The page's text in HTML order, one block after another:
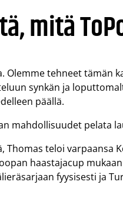
mitä
tehneet tämän
synkän ja
päällä.
mahdollisuudet pelata
teloi varpaansa
haastajacup
fyysisesti ja